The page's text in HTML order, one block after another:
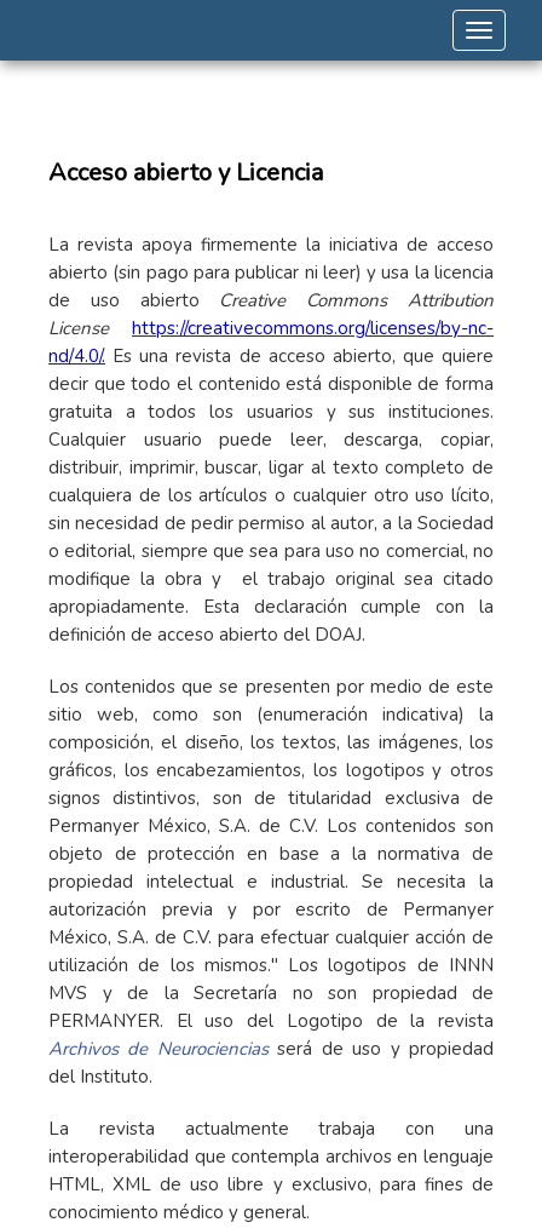
Toggle
Acceso abierto y Licencia
La revista apoya firmemente la iniciativa de acceso
abierto (sin pago para publicar ni leer) y usa la licencia
de uso abierto Creative Commons Attribution
License
https://creativecommons.org/licenses/by-nc-
nd/4.0/. Es una revista de acceso abierto, que quiere
decir que todo el contenido está disponible de forma
gratuita a todos los usuarios y sus instituciones.
Cualquier usuario puede leer, descarga, copiar,
distribuir, imprimir, buscar, ligar al texto completo de
cualquiera de los artículos o cualquier otro uso lícito,
sin necesidad de pedir permiso al autor, a la Sociedad
o editorial, siempre que sea para uso no comercial, no
modifique la obra y el trabajo original sea citado
apropiadamente. Esta declaración cumple con la
definición de acceso abierto del DOAJ.
Los contenidos que se presenten por medio de este
sitio web, como son (enumeración indicativa) la
composición, el diseño, los textos, las imágenes, los
gráficos, los encabezamientos, los logotipos y otros
signos distintivos, son de titularidad exclusiva de
Permanyer México, S.A. de C.V. Los contenidos son
objeto de protección en base a la normativa de
propiedad intelectual e industrial. Se necesita la
autorización previa y por escrito de Permanyer
México, S.A. de C.V. para efectuar cualquier acción de
utilización de los mismos." Los logotipos de INNN
MVS y de la Secretaría no son propiedad de
PERMANYER. El uso del Logotipo de la revista
Archivos de Neurocienciasserá de uso y propiedad
del Instituto.
La revista actualmente trabaja con una
interoperabilidad que contempla archivos en lenguaje
HTML, XML de uso libre y exclusivo, para fines de
conocimiento médico y general.